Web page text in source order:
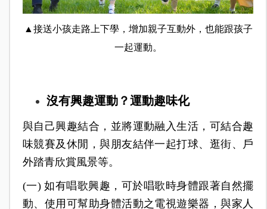
▲接送小孩走路上下學，增加親子互動外，也能跟孩子
一起運動。
沒有興趣運動？運動趣味化
與自己興趣結合，並將運動融入生活，可結合趣
味競賽及休閒，與朋友結伴一起打球、逛街、戶
外踏青欣賞風景等。
(一) 如有唱歌興趣，可於唱歌時身體跟著自然擺
動、使用可幫助身體活動之電視遊樂器，與家人